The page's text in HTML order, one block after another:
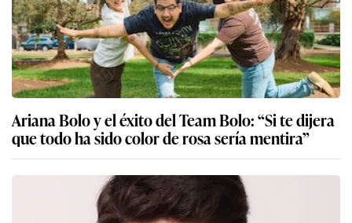
Ariana Bolo y el éxito del Team Bolo: “Si te dijera
que todo ha sido color de rosa sería mentira”